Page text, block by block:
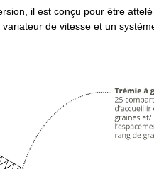
il est conçu pour être
de vitesse et un